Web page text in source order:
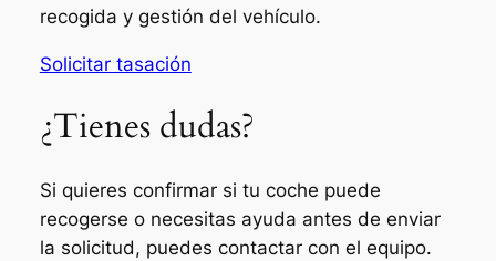
recogida y gestión del vehículo.
Solicitar tasación
¿Tienes dudas?
Si quieres confirmar si tu coche puede
recogerse o necesitas ayuda antes de enviar
la solicitud, puedes contactar con el equipo.